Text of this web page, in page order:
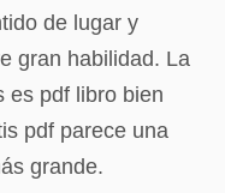
de lugar y
gran habilidad. La
es pdf libro bien
pdf parece una
grande.